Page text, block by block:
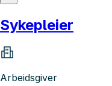
Sykepleier
Arbeidsgiver